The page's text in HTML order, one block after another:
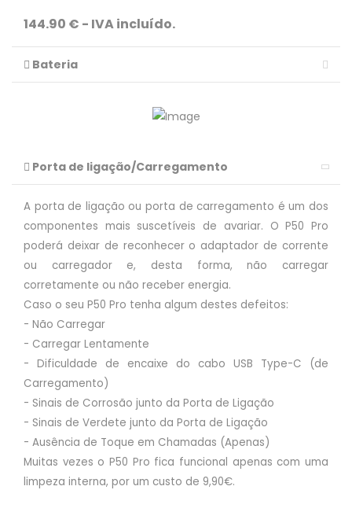
144.90 € - IVA incluído.
Bateria
Porta de ligação/Carregamento
A porta de ligação ou porta de carregamento é um dos
componentes mais suscetíveis de avariar. O P50 Pro
poderá deixar de reconhecer o adaptador de corrente
ou carregador e, desta forma, não carregar
corretamente ou não receber energia.
Caso o seu P50 Pro tenha algum destes defeitos:
- Não Carregar
- Carregar Lentamente
- Dificuldade de encaixe do cabo USB Type-C (de
Carregamento)
- Sinais de Corrosão junto da Porta de Ligação
- Sinais de Verdete junto da Porta de Ligação
- Ausência de Toque em Chamadas (Apenas)
Muitas vezes o P50 Pro fica funcional apenas com uma
limpeza interna, por um custo de 9,90€.